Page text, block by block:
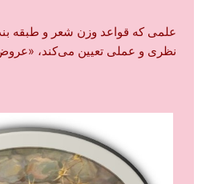
که قواعد وزن شعر و طبقه بندی وزن‌ها
و عملی تعیین می‌کند، «عروض»